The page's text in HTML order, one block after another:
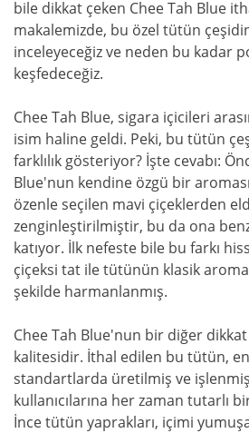
bile dikkat çeken Chee Tah Blue
makalemizde, bu özel tütün
inceleyeceğiz ve neden bu kadar
keşfedeceğiz.
Chee Tah Blue, sigara içicileri
isim haline geldi. Peki, bu tütün
farklılık gösteriyor? İşte cevabı:
Blue'nun kendine özgü bir
özenle seçilen mavi çiçeklerden
zenginleştirilmiştir, bu da ona
katıyor. İlk nefeste bile bu farkı
çiçeksi tat ile tütünün klasik
şekilde harmanlanmış.
Chee Tah Blue'nun bir diğer
kalitesidir. İthal edilen bu tütün,
standartlarda üretilmiş ve
kullanıcılarına her zaman tutarlı
İnce tütün yaprakları, içimi